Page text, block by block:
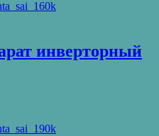
инверторный